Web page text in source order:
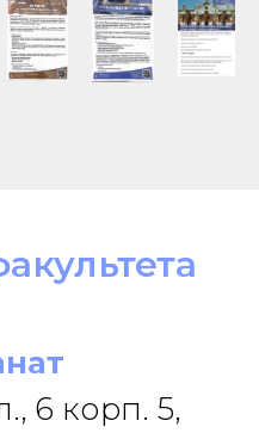
6 корп. 5,